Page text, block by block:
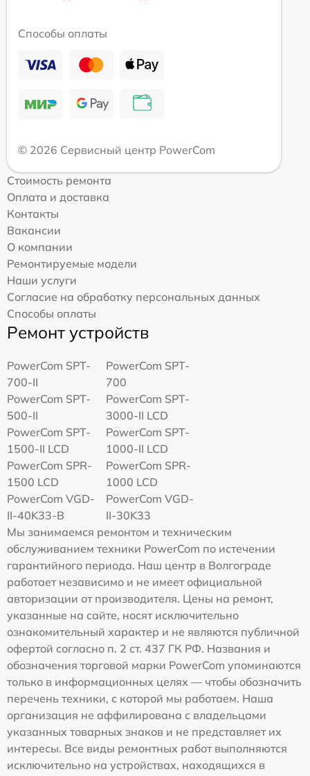
Способы оплаты
© 2026 Сервисный центр PowerCom
Стоимость ремонта
Оплата и доставка
Контакты
Вакансии
О компании
Ремонтируемые модели
Наши услуги
Согласие на обработку персональных данных
Способы оплаты
Ремонт устройств
PowerCom SPT-
700-II
PowerCom SPT-
700
PowerCom SPT-
500-II
PowerCom SPT-
3000-II LCD
PowerCom SPT-
1500-II LCD
PowerCom SPT-
1000-II LCD
PowerCom SPR-
1500 LCD
PowerCom SPR-
1000 LCD
PowerCom VGD-
II-40K33-B
PowerCom VGD-
II-30K33
Мы занимаемся ремонтом и техническим
обслуживанием техники PowerCom по истечении
гарантийного периода. Наш центр в Волгограде
работает независимо и не имеет официальной
авторизации от производителя. Цены на ремонт,
указанные на сайте, носят исключительно
ознакомительный характер и не являются публичной
офертой согласно п. 2 ст. 437 ГК РФ. Названия и
обозначения торговой марки PowerCom упоминаются
только в информационных целях — чтобы обозначить
перечень техники, с которой мы работаем. Наша
организация не аффилирована с владельцами
указанных товарных знаков и не представляет их
интересы. Все виды ремонтных работ выполняются
исключительно на устройствах, находящихся в